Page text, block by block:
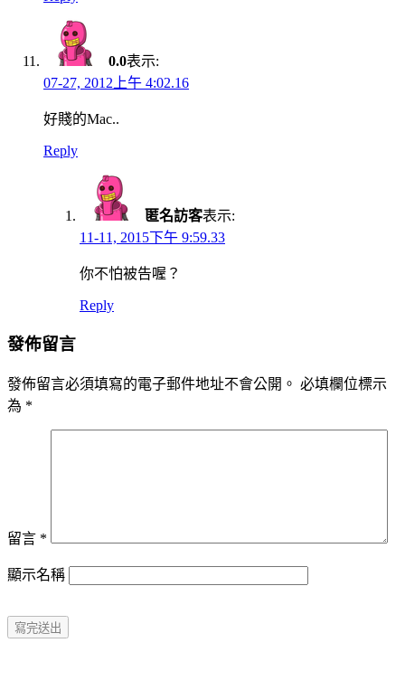
0.0表示:
07-27, 2012上午 4:02.16
好賤的Mac..
Reply
匿名訪客表示:
11-11, 2015下午 9:59.33
你不怕被告喔？
Reply
發佈留言
發佈留言必須填寫的電子郵件地址不會公開。 必填欄位標示
為 *
留言 *
顯示名稱